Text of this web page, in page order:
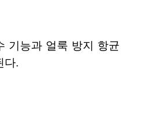
기능과 얼룩 방지 항균
다.